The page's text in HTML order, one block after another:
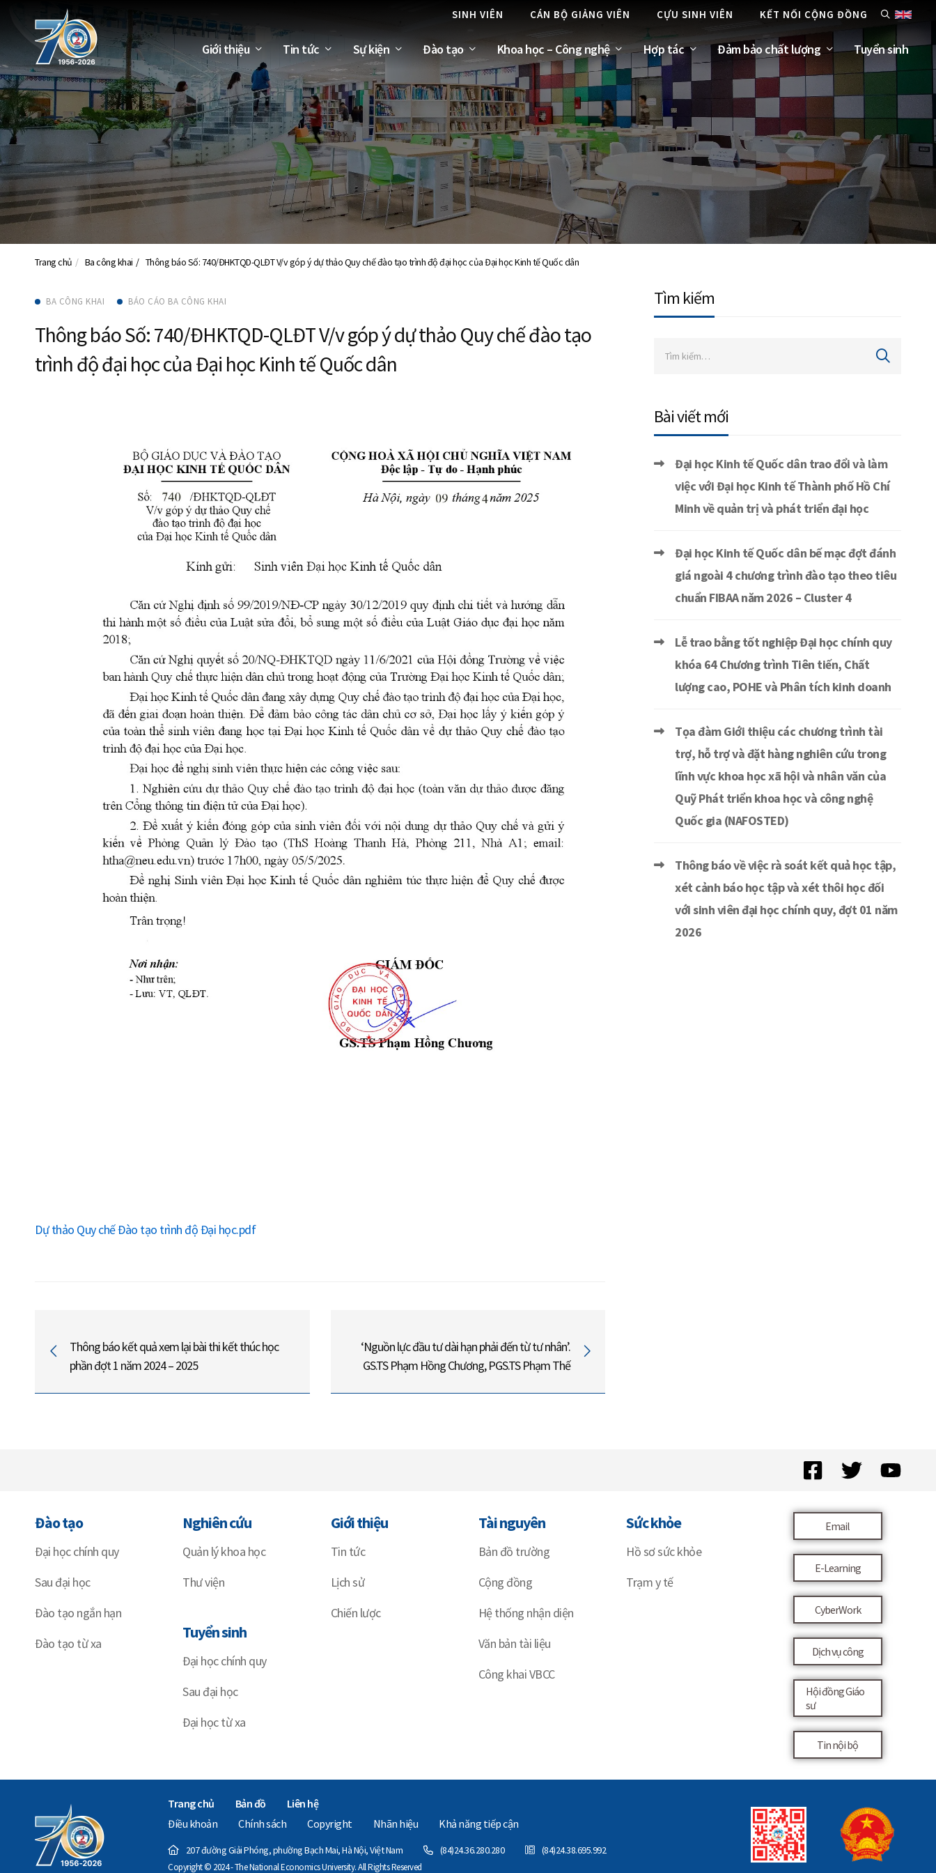
SINH VIÊN CÁN BỘ GIẢNG VIÊN CỰU SINH VIÊN KẾT NỐI CỘNG ĐỒNG
Giới thiệu Tin tức Sự kiện Đào tạo Khoa học – Công nghệ Hợp tác Đảm bảo chất lượng Tuyển sinh
Trang chủ Ba công khai Thông báo Số: 740/ĐHKTQD-QLĐT V/v góp ý dự thảo Quy chế đào tạo trình độ đại học của Đại học Kinh tế Quốc dân
BA CÔNG KHAI BÁO CÁO BA CÔNG KHAI
Thông báo Số: 740/ĐHKTQD-QLĐT V/v góp ý dự thảo Quy chế đào tạo
trình độ đại học của Đại học Kinh tế Quốc dân
Dự thảo Quy chế Đào tạo trình độ Đại học.pdf
Thông báo kết quả xem lại bài thi kết thúc học
phần đợt 1 năm 2024 – 2025
‘Nguồn lực đầu tư dài hạn phải đến từ tư nhân’.
GS.TS Phạm Hồng Chương, PGS.TS Phạm Thế
Tìm kiếm
Bài viết mới
Đại học Kinh tế Quốc dân trao đổi và làm
việc với Đại học Kinh tế Thành phố Hồ Chí
Minh về quản trị và phát triển đại học
Đại học Kinh tế Quốc dân bế mạc đợt đánh
giá ngoài 4 chương trình đào tạo theo tiêu
chuẩn FIBAA năm 2026 – Cluster 4
Lễ trao bằng tốt nghiệp Đại học chính quy
khóa 64 Chương trình Tiên tiến, Chất
lượng cao, POHE và Phân tích kinh doanh
Tọa đàm Giới thiệu các chương trình tài
trợ, hỗ trợ và đặt hàng nghiên cứu trong
lĩnh vực khoa học xã hội và nhân văn của
Quỹ Phát triển khoa học và công nghệ
Quốc gia (NAFOSTED)
Thông báo về việc rà soát kết quả học tập,
xét cảnh báo học tập và xét thôi học đối
với sinh viên đại học chính quy, đợt 01 năm
2026
Đào tạo
Đại học chính quy
Sau đại học
Đào tạo ngắn hạn
Đào tạo từ xa
Nghiên cứu
Quản lý khoa học
Thư viện
Tuyển sinh
Đại học chính quy
Sau đại học
Đại học từ xa
Giới thiệu
Tin tức
Lịch sử
Chiến lược
Tài nguyên
Bản đồ trường
Cộng đồng
Hệ thống nhận diện
Văn bản tài liệu
Công khai VBCC
Sức khỏe
Hồ sơ sức khỏe
Trạm y tế
Email
E-Learning
CyberWork
Dịch vụ công
Hội đồng Giáo
sư
Tin nội bộ
Trang chủ Bản đồ
Liên hệ
Điều khoản
Chính sách Copyright Nhãn hiệu Khả năng tiếp cận
207 đường Giải Phóng, phường Bạch Mai, Hà Nội, Việt Nam (84)24.36.280.280 (84)24.38.695.992
Copyright © 2024 - The National Economics University. All Rights Reserved